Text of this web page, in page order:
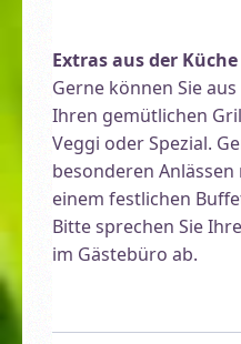
Extras aus der Küche
Gerne können Sie
Ihren gemütlichen
Veggi oder Spezial.
besonderen
einem festlichen
Bitte sprechen Sie
im Gästebüro ab.